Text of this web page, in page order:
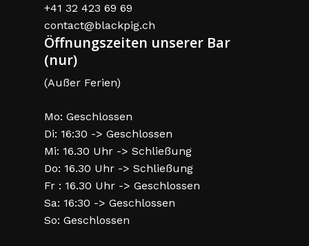
+41 32 423 69 69
contact@blackpig.ch
Öffnungszeiten unserer Bar
(nur)
(Außer Ferien)
Mo: Geschlossen
Di: 16:30 -> Geschlossen
Mi: 16.30 Uhr -> Schließung
Do: 16.30 Uhr -> Schließung
Fr : 16.30 Uhr -> Geschlossen
Sa: 16:30 -> Geschlossen
So: Geschlossen